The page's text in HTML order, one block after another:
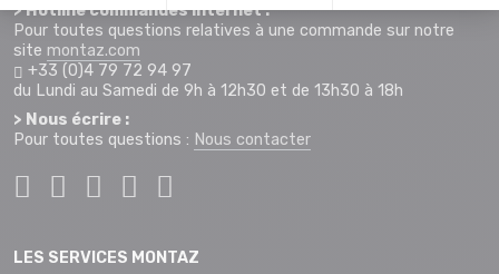
> Hotline commandes internet :
Pour toutes questions relatives à une commande sur notre
site montaz.com
+33 (0)4 79 72 94 97
du Lundi au Samedi de 9h à 12h30 et de 13h30 à 18h
> Nous écrire :
Pour toutes questions : Nous contacter
LES SERVICES MONTAZ